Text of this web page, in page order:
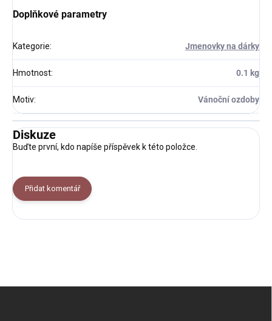
Doplňkové parametry
Kategorie: Jmenovky na dárky
Hmotnost: 0.1 kg
Motiv: Vánoční ozdoby
Diskuze
Buďte první, kdo napíše příspěvek k této položce.
Přidat komentář